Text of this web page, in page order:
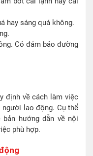
hay sáng quá không.
Có đảm bảo đường
định về cách làm việc
lao động. Cụ thể
hướng dẫn về nội
phù hợp.